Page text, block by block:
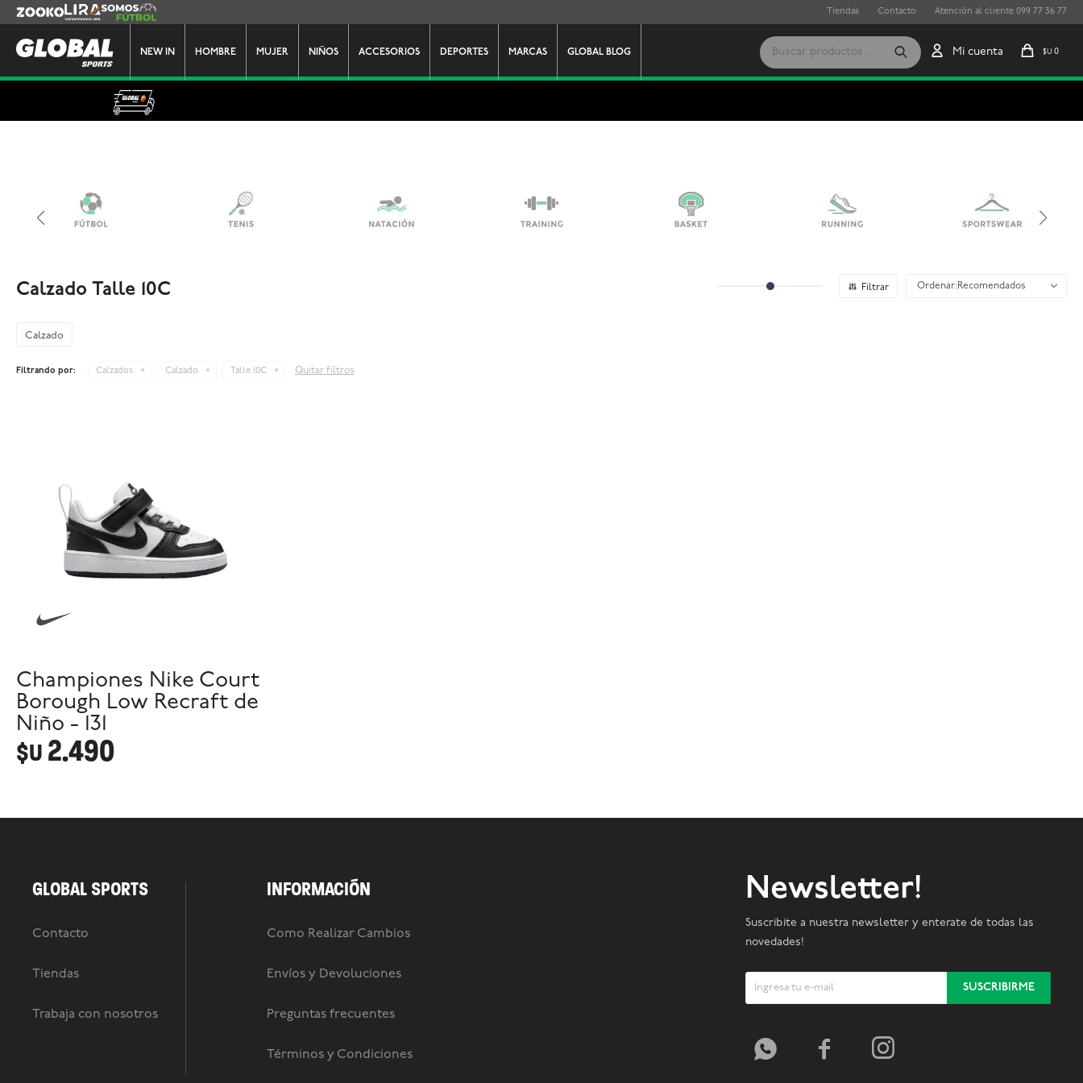
NEW IN HOMBRE MUJER NIÑOS ACCESORIOS DEPORTES MARCAS GLOBAL BLOG $U 0
Zooko Lira Somos Futbol Tiendas Contacto Atención al cliente 099 77 36 77
Calzado Talle 10C Recomendados
Calzado
Filtrando por: Calzados Calzado Talle 10C Quitar filtros
Championes Nike Court
Borough Low Recraft de
Niño - 131
$U 2.490
GLOBAL SPORTS
Contacto
Tiendas
Trabaja con nosotros
INFORMACIÓN
Como Realizar Cambios
Envíos y Devoluciones
Preguntas frecuentes
Términos y Condiciones
Newsletter!
Suscribite a nuestra newsletter y enterate de todas las
novedades!
SUSCRIBIRME
  